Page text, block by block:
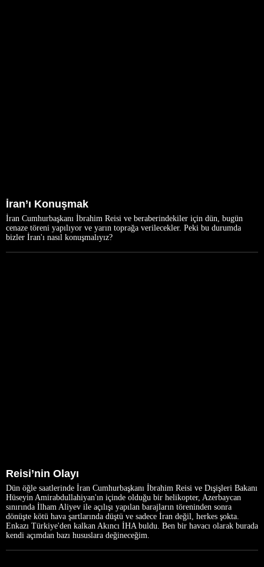
İran’ı Konuşmak
İran Cumhurbaşkanı İbrahim Reisi ve beraberindekiler için dün, bugün
cenaze töreni yapılıyor ve yarın toprağa verilecekler. Peki bu durumda
bizler İran'ı nasıl konuşmalıyız?
Reisi’nin Olayı
Dün öğle saatlerinde İran Cumhurbaşkanı İbrahim Reisi ve Dışişleri Bakanı
Hüseyin Amirabdullahiyan'ın içinde olduğu bir helikopter, Azerbaycan
sınırında İlham Aliyev ile açılışı yapılan barajların töreninden sonra
dönüşte kötü hava şartlarında düştü ve sadece İran değil, herkes şokta.
Enkazı Türkiye'den kalkan Akıncı İHA buldu. Ben bir havacı olarak burada
kendi açımdan bazı hususlara değineceğim.